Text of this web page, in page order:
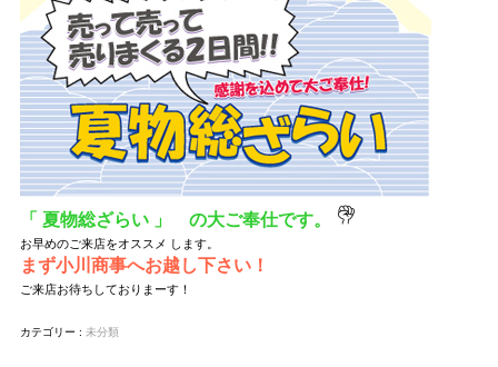
「 夏物総ざらい 」 の大ご奉仕です。
お早めのご来店をオススメ します。
まず小川商事へお越し下さい！
ご来店お待ちしておりまーす！
カテゴリー : 未分類